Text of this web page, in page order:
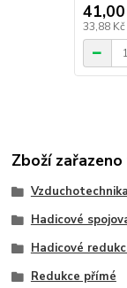
41,00
33,88 Kč
Zboží
Vzduchotechnika
Hadicové
Hadicové
Redukce přímé